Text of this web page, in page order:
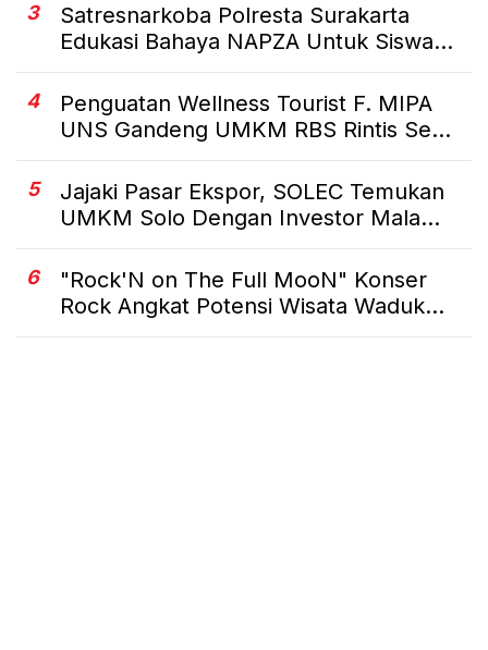
3
Satresnarkoba Polresta Surakarta
Edukasi Bahaya NAPZA Untuk Siswa...
4
Penguatan Wellness Tourist F. MIPA
UNS Gandeng UMKM RBS Rintis Se...
5
Jajaki Pasar Ekspor, SOLEC Temukan
UMKM Solo Dengan Investor Mala...
6
"Rock'N on The Full MooN" Konser
Rock Angkat Potensi Wisata Waduk...